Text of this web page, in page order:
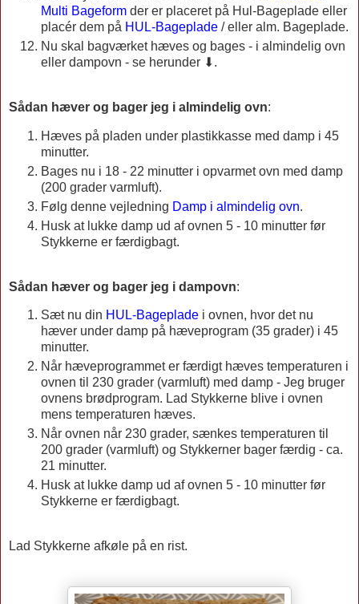
Multi Bageform der er placeret på Hul-Bageplade eller
placér dem på HUL-Bageplade / eller alm. Bageplade.
Nu skal bagværket hæves og bages - i almindelig ovn
eller dampovn - se herunder ⬇.
Sådan hæver og bager jeg i almindelig ovn:
Hæves på pladen under plastikkasse med damp i 45
minutter.
Bages nu i 18 - 22 minutter i opvarmet ovn med damp
(200 grader varmluft).
Følg denne vejledning Damp i almindelig ovn.
Husk at lukke damp ud af ovnen 5 - 10 minutter før
Stykkerne er færdigbagt.
Sådan hæver og bager jeg i dampovn:
Sæt nu din HUL-Bageplade i ovnen, hvor det nu
hæver under damp på hæveprogram (35 grader) i 45
minutter.
Når hæveprogrammet er færdigt hæves temperaturen i
ovnen til 230 grader (varmluft) med damp - Jeg bruger
ovnens brødprogram. Lad Stykkerne blive i ovnen
mens temperaturen hæves.
Når ovnen når 230 grader, sænkes temperaturen til
200 grader (varmluft) og Stykkerner bager færdig - ca.
21 minutter.
Husk at lukke damp ud af ovnen 5 - 10 minutter før
Stykkerne er færdigbagt.
Lad Stykkerne afkøle på en rist.